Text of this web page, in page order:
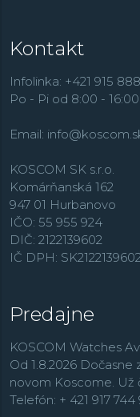
klasická rada
Edifice, outdoorové
retro radVintage,
Kontakt
Infolinka: +421 915
Po - Pi od 8:00 - 16:00
Email:
KOSCOM SK s.r.o.
Komárňanská 162
947 01 Hurbanovo
IČO: 55 955 924
DIČ: 2122139602
IČ DPH:
Predajne
KOSCOM Watches
Od 1.8.2026 Dočasne
novom Koscome. Už
Telefón: + 421 917 744